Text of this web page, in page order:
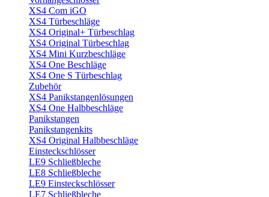
XS4 Com iGO
XS4 Türbeschläge
XS4 Original+ Türbeschlag
XS4 Original Türbeschlag
XS4 Mini Kurzbeschläge
XS4 One Beschläge
XS4 One S Türbeschlag
Zubehör
XS4 Panikstangenlösungen
XS4 One Halbbeschläge
Panikstangen
Panikstangenkits
XS4 Original Halbbeschläge
Einsteckschlösser
LE9 Schließbleche
LE8 Schließbleche
LE9 Einsteckschlösser
LE7 Schließbleche